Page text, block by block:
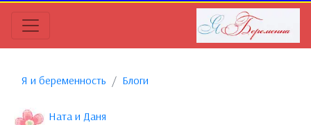
Я и беременность Блоги
Ната и Даня